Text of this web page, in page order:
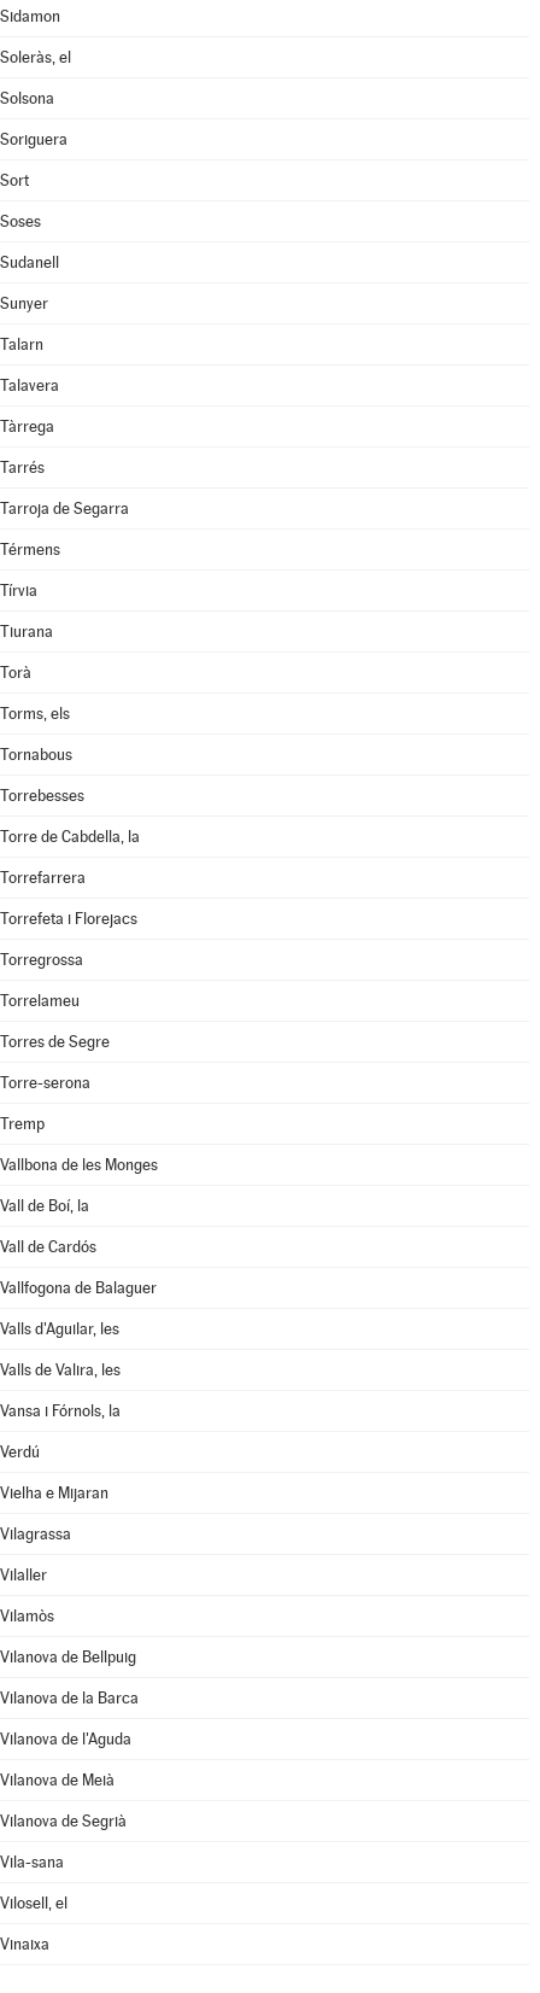
Sidamon
Soleràs, el
Solsona
Soriguera
Sort
Soses
Sudanell
Sunyer
Talarn
Talavera
Tàrrega
Tarrés
Tarroja de Segarra
Térmens
Tírvia
Tiurana
Torà
Torms, els
Tornabous
Torrebesses
Torre de Cabdella, la
Torrefarrera
Torrefeta i Florejacs
Torregrossa
Torrelameu
Torres de Segre
Torre-serona
Tremp
Vallbona de les Monges
Vall de Boí, la
Vall de Cardós
Vallfogona de Balaguer
Valls d'Aguilar, les
Valls de Valira, les
Vansa i Fórnols, la
Verdú
Vielha e Mijaran
Vilagrassa
Vilaller
Vilamòs
Vilanova de Bellpuig
Vilanova de la Barca
Vilanova de l'Aguda
Vilanova de Meià
Vilanova de Segrià
Vila-sana
Vilosell, el
Vinaixa